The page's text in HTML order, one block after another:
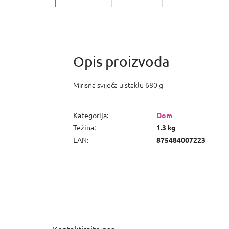
Mirisna svijeća u staklu 680 g
Kategorija:
Dom
Težina:
1.3 kg
EAN: 875484007223